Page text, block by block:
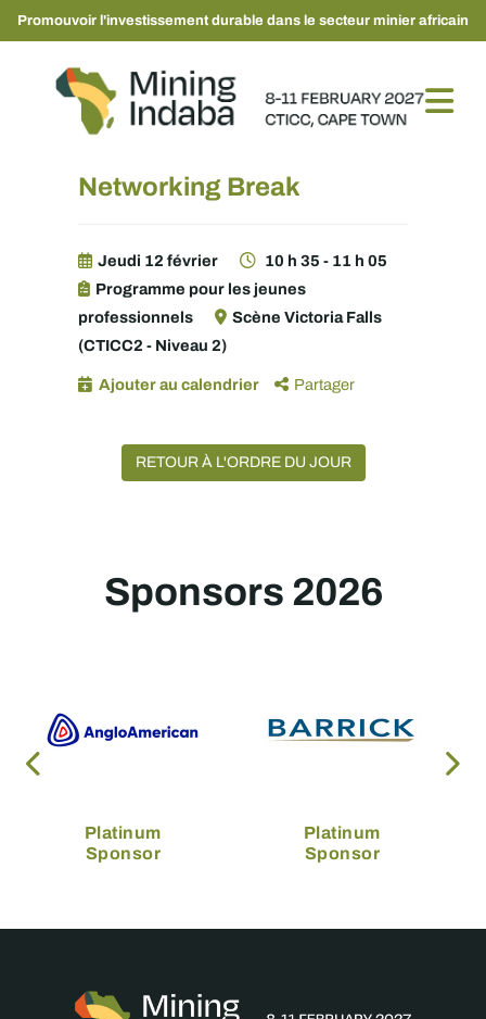
Promouvoir l'investissement durable dans le secteur minier africain
Networking Break
Jeudi 12 février
10 h 35 - 11 h 05
Programme pour les jeunes
professionnels
Scène Victoria Falls
(CTICC2 - Niveau 2)
Ajouter au calendrier
Partager
RETOUR À L'ORDRE DU JOUR
Sponsors 2026
Platinum
Sponsor
Platinum
Sponsor